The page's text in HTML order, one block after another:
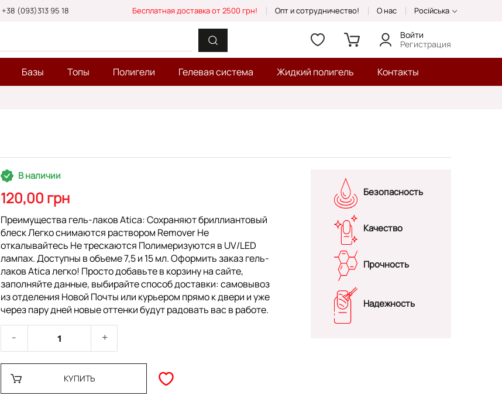
+38 (093)313 95 18 Бесплатная доставка от 2500 грн! Опт и сотрудничество! О нас Російська
Войти
Регистрация
Базы Топы Полигели Гелевая система Жидкий полигель Контакты
В наличии
120,00 грн
Преимущества гель-лаков Atica: Сохраняют бриллиантовый
блеск Легко снимаются раствором Remover Не
откалывайтесь Не трескаются Полимеризуются в UV/LED
лампах. Доступны в объеме 7,5 и 15 мл. Оформить заказ гель-
лаков Atica легко! Просто добавьте в корзину на сайте,
заполняйте данные, выбирайте способ доставки: самовывоз
из отделения Новой Почты или курьером прямо к двери и уже
через пару дней новые оттенки будут радовать вас в работе.
КУПИТЬ
Безопасность
Качество
Прочность
Надежность